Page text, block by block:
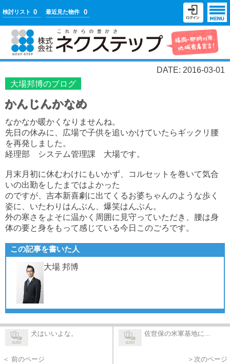
検討リスト 0 最近見た物件 0
DATE: 2016-03-01
大場邦博のブログ
かんじんかなめ
なかなか暖かくなりませんね。
先日の休みに、広場で子供を追いかけていたらギックリ腰
を再発しました。
経理部 システム管理課 大場です。
月末月初に休むわけにもいかず、コルセットを巻いて気合
いの出勤をしたまではよかった
のですが、吉本新喜劇に出てくるお婆ちゃんのような歩く
姿に、いたわりはんぶん、爆笑はんぶん。
外の寒さをよそに温かく周囲に見守っていただき、腰は身
体の要と身をもって感じている今日このごろです。
この記事を書いた人
大場 邦博
犬はいいよな。
＜ 前のページ
佐世保の米軍基地に...
＞次のページ